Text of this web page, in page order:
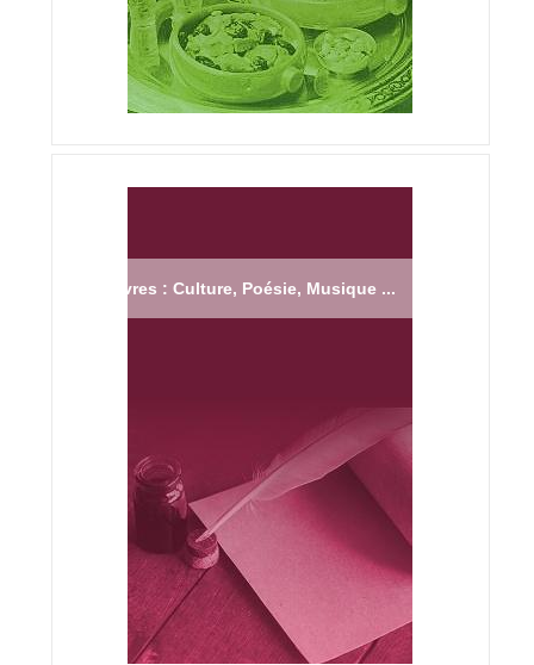
Livres : Culture, Poésie, Musique ...